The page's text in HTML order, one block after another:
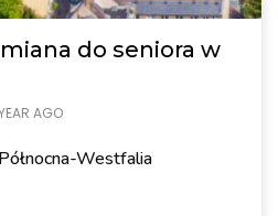
do seniora w
AGO
Westfalia